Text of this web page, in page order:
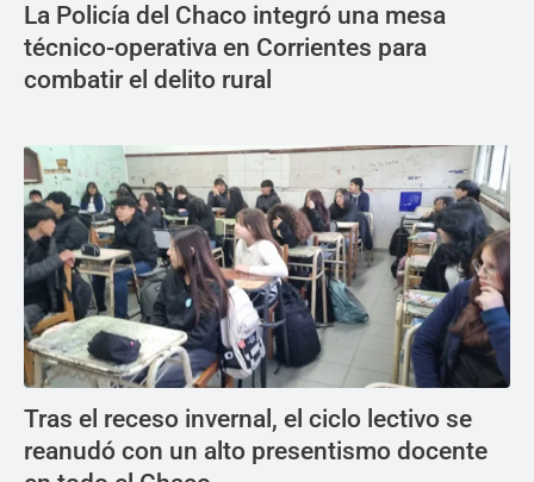
La Policía del Chaco integró una mesa
técnico-operativa en Corrientes para
combatir el delito rural
Tras el receso invernal, el ciclo lectivo se
reanudó con un alto presentismo docente